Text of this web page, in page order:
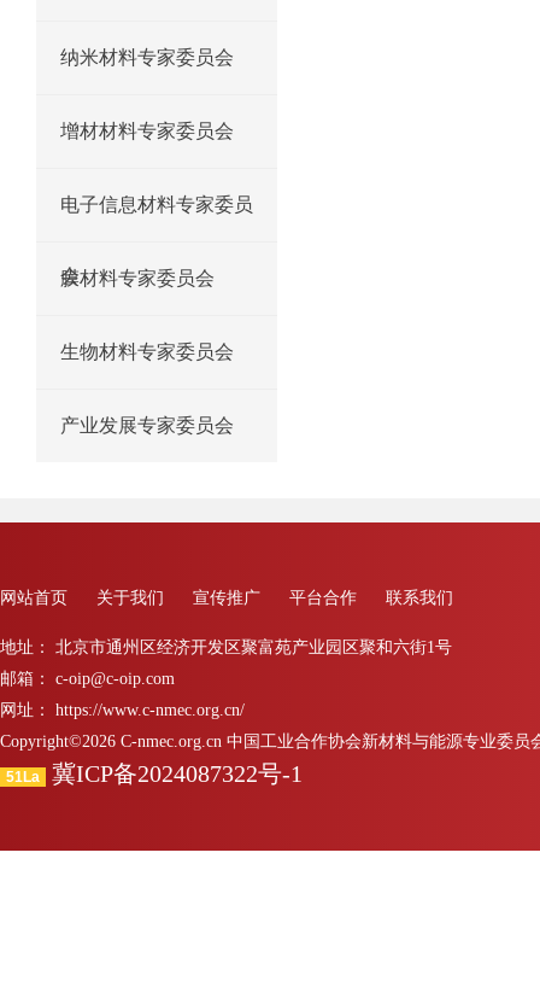
纳米材料专家委员会
增材材料专家委员会
电子信息材料专家委员
会
膜材料专家委员会
生物材料专家委员会
产业发展专家委员会
网站首页 关于我们 宣传推广 平台合作 联系我们
地址： 北京市通州区经济开发区聚富苑产业园区聚和六街1号
邮箱： c-oip@c-oip.com
网址： https://www.c-nmec.org.cn/
Copyright©2026 C-nmec.org.cn 中国工业合作协会新材料与能源专业委员
51La 冀ICP备2024087322号-1